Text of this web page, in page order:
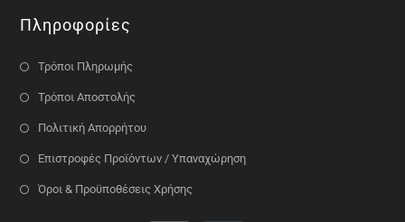
Πληροφορίες
Τρόποι Πληρωμής
Τρόποι Αποστολής
Πολιτική Απορρήτου
Επιστροφές Προϊόντων / Υπαναχώρηση
Όροι & Προϋποθέσεις Χρήσης